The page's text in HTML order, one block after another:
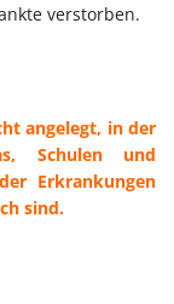
verstorben.
angelegt, in der
Schulen und
Erkrankungen
sind.